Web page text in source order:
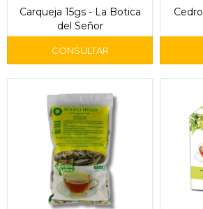
Carqueja 15gs - La Botica
del Señor